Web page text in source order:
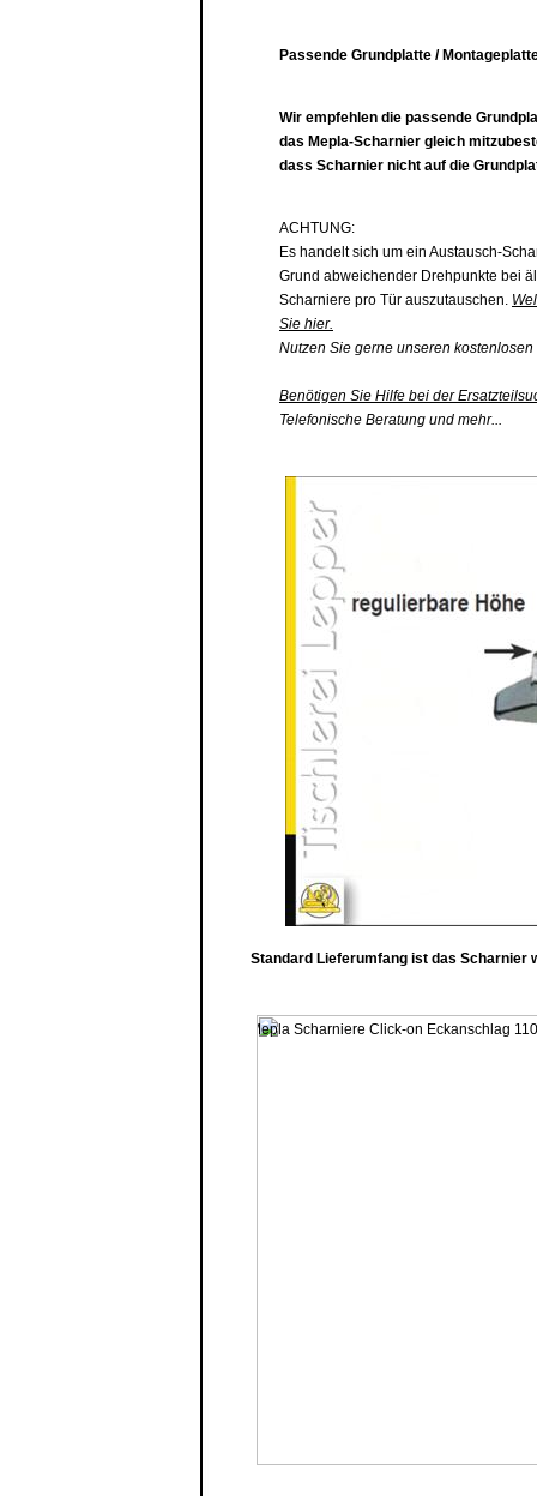
Passende Grundplatte /
Wir empfehlen die passende
das Mepla-Scharnier gleich
dass Scharnier nicht auf die
ACHTUNG:
Es handelt sich um ein Austausch-
Grund abweichender Drehpunkte bei
Scharniere pro Tür auszutauschen.
Sie hier.
Nutzen Sie gerne unseren
Benötigen Sie Hilfe bei der
Telefonische Beratung und mehr...
Standard Lieferumfang ist das Scharnier